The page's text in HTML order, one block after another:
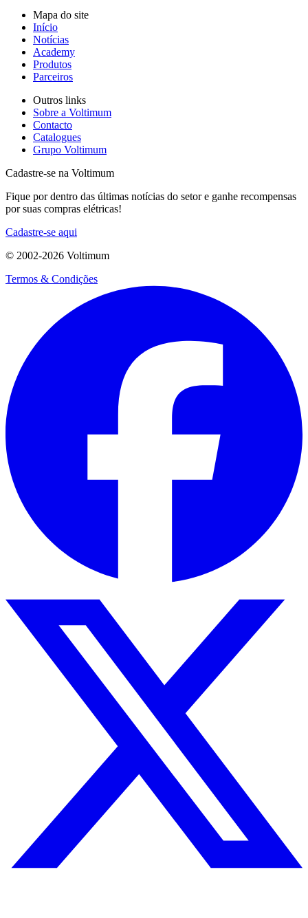
Mapa do site
Início
Notícias
Academy
Produtos
Parceiros
Outros links
Sobre a Voltimum
Contacto
Catalogues
Grupo Voltimum
Cadastre-se na Voltimum
Fique por dentro das últimas notícias do setor e ganhe recompensas
por suas compras elétricas!
Cadastre-se aqui
© 2002-2026 Voltimum
Termos & Condições